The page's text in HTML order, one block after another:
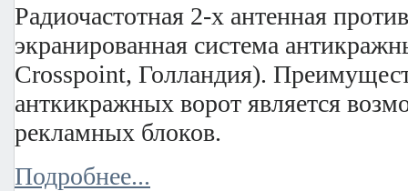
Радиочастотная 2-х антенная
экранированная система
Crosspoint, Голландия).
анткикражных ворот является
рекламных блоков.
Подробнее...